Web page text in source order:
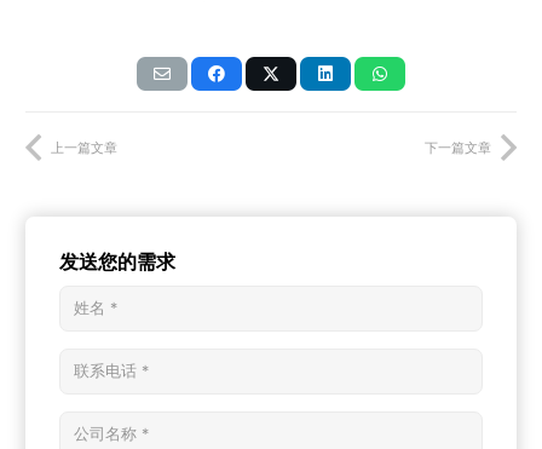
上一篇文章 下一篇文章
发送您的需求